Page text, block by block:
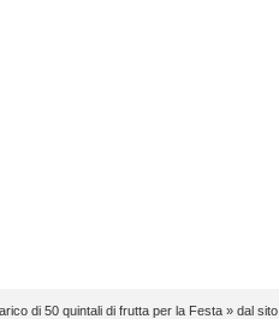
di 50 quintali di frutta per la Festa » dal sito